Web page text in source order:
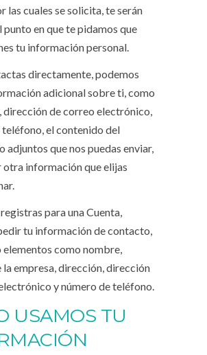
las cuales se solicita, te serán
punto en que te pidamos que
tu información personal.
directamente, podemos
adicional sobre ti, como
dirección de correo electrónico,
teléfono, el contenido del
adjuntos que nos puedas enviar,
otra información que elijas
para una Cuenta,
tu información de contacto,
elementos como nombre,
la empresa, dirección, dirección
y número de teléfono.
USAMOS TU